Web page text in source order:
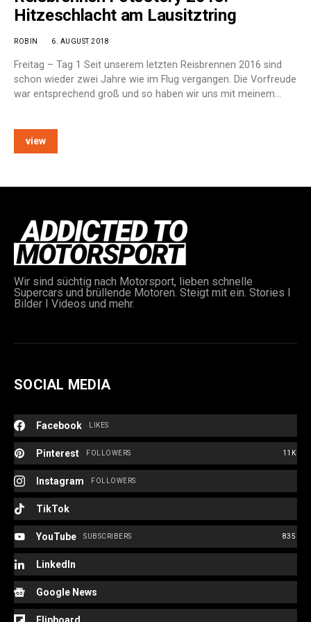
Hitzeschlacht am Lausitztring
ROBIN 6. AUGUST 2018
Freitag – Tag 1 Seit unserem letzten Reisbrennen 2016 sind
schon wieder zwei Jahre wie im Flug vergangen. Die Vorfreude
war entsprechend groß und so haben wir uns mit meinem…
view
Wir sind süchtig nach Motorsport, lieben schnelle
Supercars und brüllende Motoren. Steigt mit ein. Stories I
Bilder I Videos und mehr.
SOCIAL MEDIA
Facebook LIKES
Pinterest 11K
FOLLOWERS
Instagram FOLLOWERS
TikTok
YouTube 835
SUBSCRIBERS
LinkedIn
Google News